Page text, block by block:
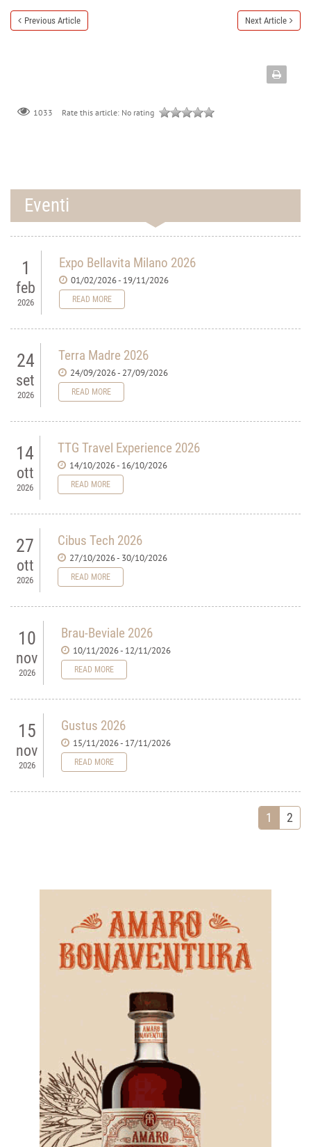
Previous Article Next Article
1033 Rate this article: No rating
Eventi
1
feb
2026
Expo Bellavita Milano 2026
01/02/2026 - 19/11/2026
READ MORE
24
set
2026
Terra Madre 2026
24/09/2026 - 27/09/2026
READ MORE
14
ott
2026
TTG Travel Experience 2026
14/10/2026 - 16/10/2026
READ MORE
27
ott
2026
Cibus Tech 2026
27/10/2026 - 30/10/2026
READ MORE
10
nov
2026
Brau-Beviale 2026
10/11/2026 - 12/11/2026
READ MORE
15
nov
2026
Gustus 2026
15/11/2026 - 17/11/2026
READ MORE
1 2